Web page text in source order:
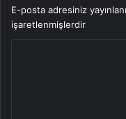
E-posta adresiniz
işaretlenmişlerdir